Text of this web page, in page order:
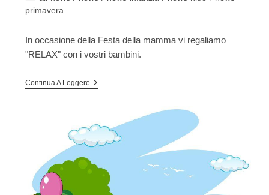
dell'articolo:
primavera
In occasione della Festa della mamma vi regaliamo
"RELAX" con i vostri bambini.
Continua A Leggere